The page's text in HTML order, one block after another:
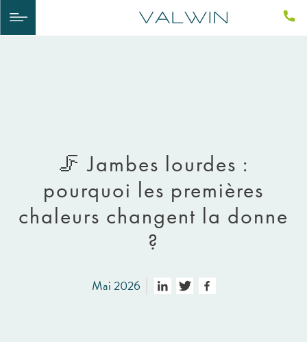
🦵 Jambes lourdes :
pourquoi les premières
chaleurs changent la donne
?
Mai 2026